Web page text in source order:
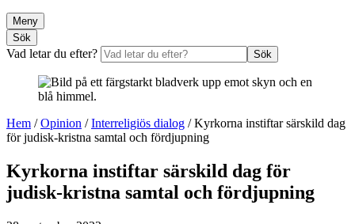
Meny
Sök
Vad letar du efter? Sök
Hem /Opinion /Interreligiös dialog /Kyrkorna instiftar särskild dag
för judisk-kristna samtal och fördjupning
Kyrkorna instiftar särskild dag för
judisk-kristna samtal och fördjupning